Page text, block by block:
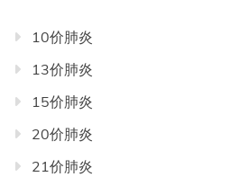
导
航
10价肺炎
13价肺炎
15价肺炎
20价肺炎
21价肺炎